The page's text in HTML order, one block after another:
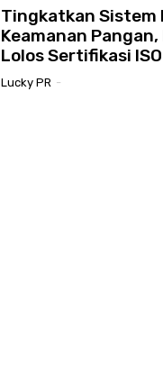
Tingkatkan Sistem
Keamanan
Lolos Sertifikasi
Lucky PR -